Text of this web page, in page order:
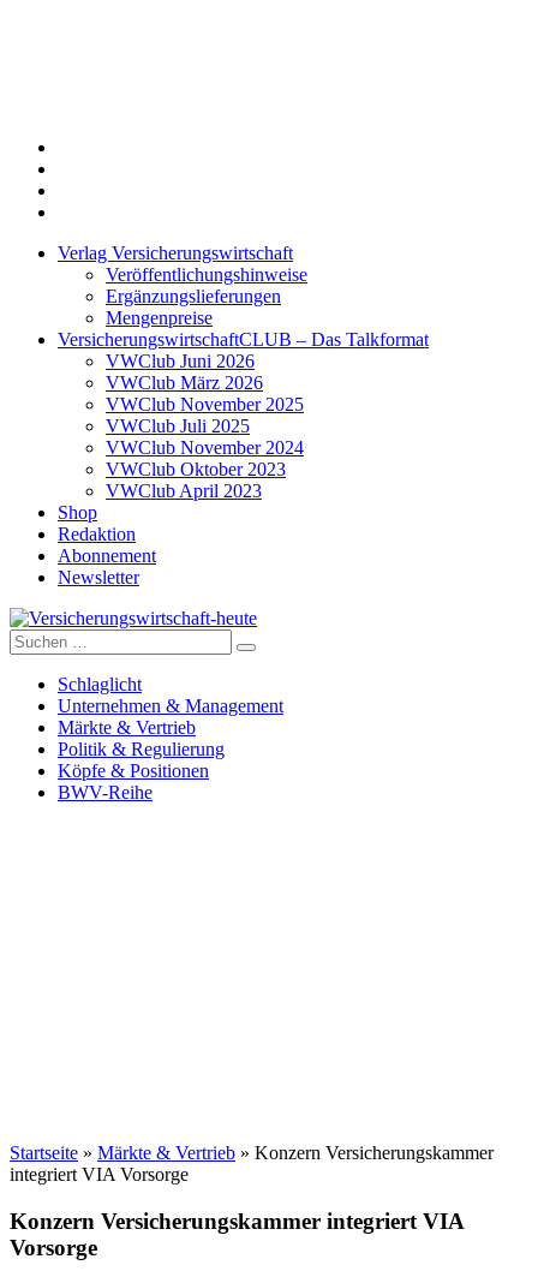
Verlag Versicherungswirtschaft
Veröffentlichungshinweise
Ergänzungslieferungen
Mengenpreise
VersicherungswirtschaftCLUB – Das Talkformat
VWClub Juni 2026
VWClub März 2026
VWClub November 2025
VWClub Juli 2025
VWClub November 2024
VWClub Oktober 2023
VWClub April 2023
Shop
Redaktion
Abonnement
Newsletter
Versicherungswirtschaft-heute
Suche
nach:
Schlaglicht
Unternehmen & Management
Märkte & Vertrieb
Politik & Regulierung
Köpfe & Positionen
BWV-Reihe
Startseite » Märkte & Vertrieb » Konzern Versicherungskammer
integriert VIA Vorsorge
Konzern Versicherungskammer integriert VIA
Vorsorge